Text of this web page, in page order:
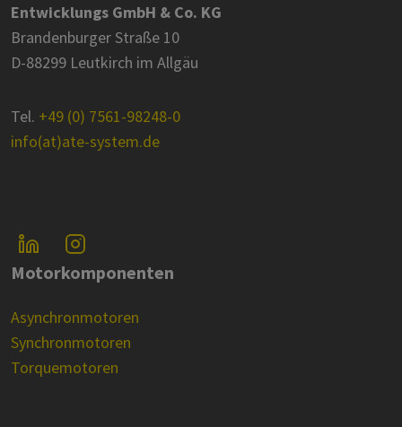
Entwicklungs GmbH & Co. KG
Brandenburger Straße 10
D-88299 Leutkirch im Allgäu
Tel. +49 (0) 7561-98248-0
info(at)ate-system.de
Motorkomponenten
Asynchronmotoren
Synchronmotoren
Torquemotoren